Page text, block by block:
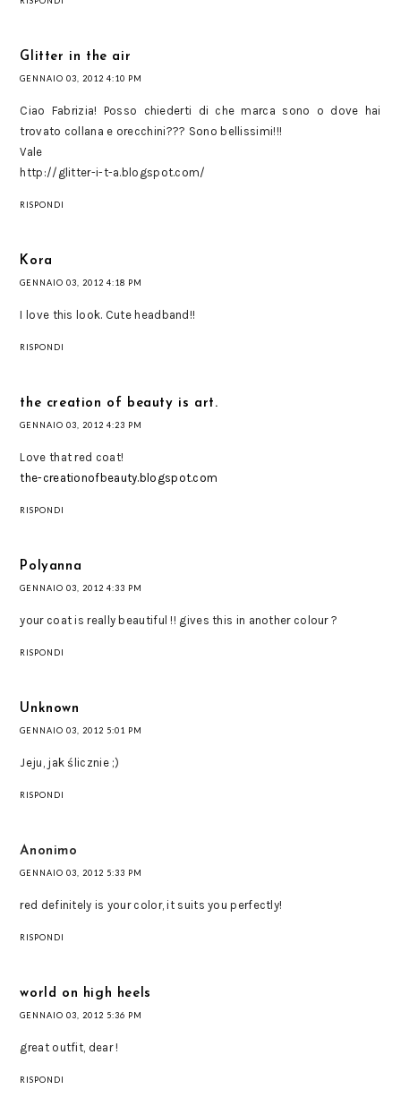
Glitter in the air
GENNAIO 03, 2012 4:10 PM
Ciao Fabrizia! Posso chiederti di che marca sono o dove hai
trovato collana e orecchini??? Sono bellissimi!!!
Vale
http://glitter-i-t-a.blogspot.com/
RISPONDI
Kora
GENNAIO 03, 2012 4:18 PM
I love this look. Cute headband!!
RISPONDI
the creation of beauty is art.
GENNAIO 03, 2012 4:23 PM
Love that red coat!
the-creationofbeauty.blogspot.com
RISPONDI
Polyanna
GENNAIO 03, 2012 4:33 PM
your coat is really beautiful !! gives this in another colour ?
RISPONDI
Unknown
GENNAIO 03, 2012 5:01 PM
Jeju, jak ślicznie ;)
RISPONDI
Anonimo
GENNAIO 03, 2012 5:33 PM
red definitely is your color, it suits you perfectly!
RISPONDI
world on high heels
GENNAIO 03, 2012 5:36 PM
great outfit, dear !
RISPONDI